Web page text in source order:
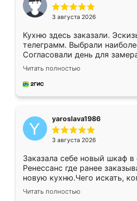
3 августа 2026
Кухню здесь заказали.
телеграмм. Выбрали
Согласовали день для
недели кухня была уже
довольны работой. Спасибо
мебель за качественную
Читать полностью
yaroslava1986
3 августа 2026
Заказала себе новый шкаф в
Ренессанс где ранее
новую кухню.Чего искать,
вполне довольна. Служит
два года, нареканий нет.
Читать полностью